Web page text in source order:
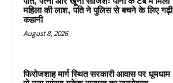
महिला की लाश, पति ने पुलिस से बचने के लिए गढ़ी
कहानी
August 8, 2026
फिरोजशाह मार्ग स्थित सरकारी आवास पर धूमधाम